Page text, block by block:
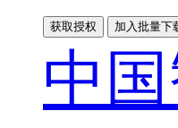
获取授权 加入批量下
中